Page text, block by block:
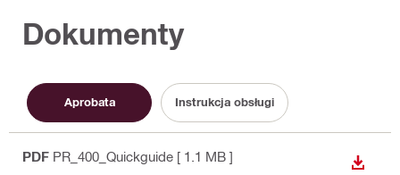
Dokumenty
Aprobata Instrukcja obsługi
PDF PR_400_Quickguide [ 1.1 MB ]